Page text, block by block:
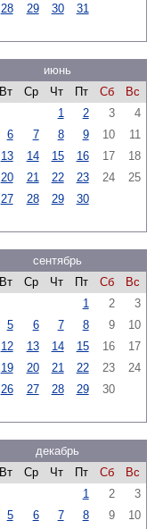
28 29 30 31
июнь
Вт Ср Чт Пт Сб
Вс
1
2 3
4
6 7 8 9 10
11
13 14 15 16 17
18
20 21 22 23 24
25
27 28 29 30
сентябрь
Вт Ср Чт Пт Сб
Вс
1
2
3
5 6 7 8 9
10
12 13 14 15 16
17
19 20 21 22 23
24
26 27 28 29 30
декабрь
Вт Ср Чт Пт Сб
Вс
1
2
3
5 6 7 8 9
10